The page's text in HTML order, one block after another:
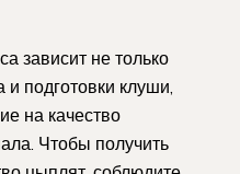
зависит не только
подготовки клуши,
на качество
Чтобы получить